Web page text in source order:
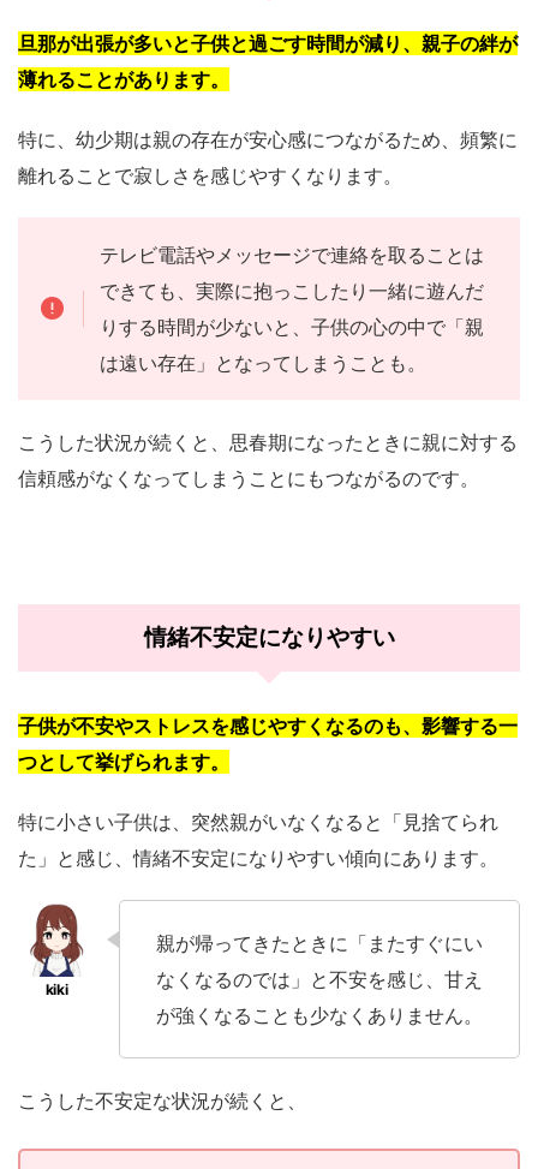
旦那が出張が多いと子供と過ごす時間が減り、親子の絆が
薄れることがあります。
特に、幼少期は親の存在が安心感につながるため、頻繁に
離れることで寂しさを感じやすくなります。
テレビ電話やメッセージで連絡を取ることは
できても、実際に抱っこしたり一緒に遊んだ
りする時間が少ないと、子供の心の中で「親
は遠い存在」となってしまうことも。
こうした状況が続くと、思春期になったときに親に対する
信頼感がなくなってしまうことにもつながるのです。
情緒不安定になりやすい
子供が不安やストレスを感じやすくなるのも、影響する一
つとして挙げられます。
特に小さい子供は、突然親がいなくなると「見捨てられ
た」と感じ、情緒不安定になりやすい傾向にあります。
親が帰ってきたときに「またすぐにい
なくなるのでは」と不安を感じ、甘え
が強くなることも少なくありません。
こうした不安定な状況が続くと、